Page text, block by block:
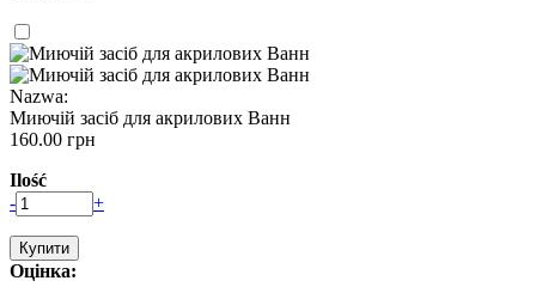
Nazwa:
Миючій засіб для акрилових Ванн
160.00 грн
Ilość
-
+
Оцінка: